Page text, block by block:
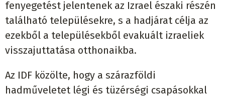
fenyegetést jelentenek az Izrael északi részén
található településekre, s a hadjárat célja az
ezekből a településekből evakuált izraeliek
visszajuttatása otthonaikba.
Az IDF közölte, hogy a szárazföldi
hadműveletet légi és tüzérségi csapásokkal